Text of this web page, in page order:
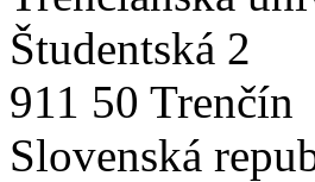
Študentská 2
911 50 Trenčín
Slovenská